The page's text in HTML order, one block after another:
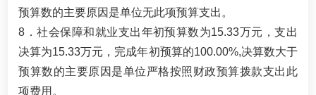
预算数的主要原因是单位无此项预算支出。
8．社会保障和就业支出年初预算数为15.33万元，支出
决算为15.33万元，完成年初预算的100.00%,决算数大于
预算数的主要原因是单位严格按照财政预算拨款支出此
项费用。